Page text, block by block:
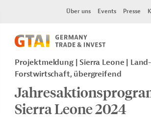
Über uns Events Presse
Projektmeldung Sierra Leone
Forstwirtschaft, übergreifend
Sierra Leone 2024